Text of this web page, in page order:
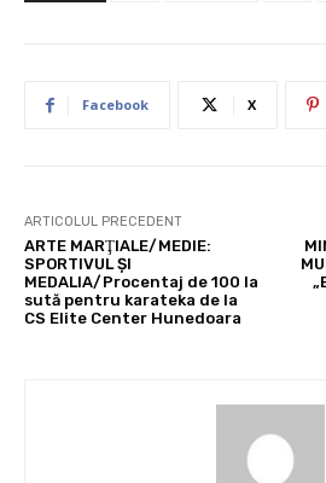
Facebook X
ARTICOLUL PRECEDENT
ARTE MARŢIALE/MEDIE:
SPORTIVUL ŞI
MEDALIA/Procentaj de 100 la
sută pentru karateka de la
CS Elite Center Hunedoara